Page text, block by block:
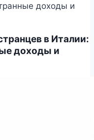
доходы и
в Италии:
доходы и